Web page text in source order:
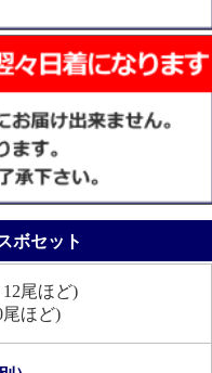
ボセット
尾ほど)
尾ほど)